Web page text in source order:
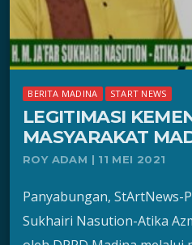
BERITA MADINA START NEWS
LEGITIMASI
MASYARAKAT
ROY ADAM | 11 MEI 2021
Panyabungan, StArtNews-
Sukhairi Nasution-Atika